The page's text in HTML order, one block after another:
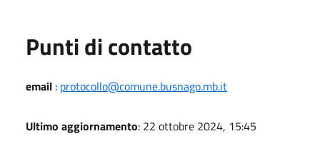
Punti di contatto
email : protocollo@comune.busnago.mb.it
Ultimo aggiornamento: 22 ottobre 2024, 15:45